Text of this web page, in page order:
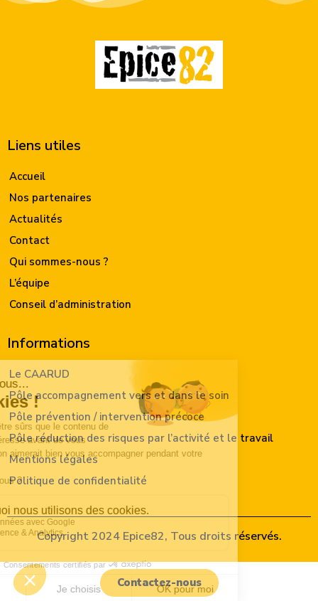
Liens utiles
Accueil
Nos partenaires
Actualités
Contact
Qui sommes-nous ?
L’équipe
Conseil d’administration
Informations
Le CAARUD
Pôle accompagnement vers et dans le soin
Pôle prévention / intervention précoce
Pôle réduction des risques par l’activité et le travail
Mentions légales
Politique de confidentialité
Copyright 2024 Epice82, Tous droits réservés.
Contactez-nous